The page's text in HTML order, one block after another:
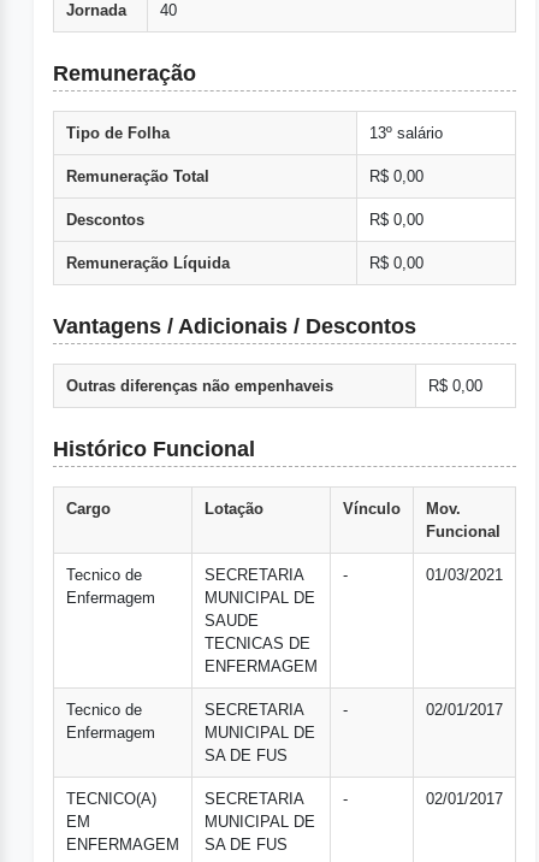
Jornada 40
Remuneração
Tipo de Folha 13º salário
Remuneração Total R$ 0,00
Descontos R$ 0,00
Remuneração Líquida R$ 0,00
Vantagens / Adicionais / Descontos
Outras diferenças não empenhaveis R$ 0,00
Histórico Funcional
Cargo Lotação Vínculo
Mov.
Funcional
Tecnico de
Enfermagem
SECRETARIA
MUNICIPAL DE
SAUDE
TECNICAS DE
ENFERMAGEM
- 01/03/2021
Tecnico de
Enfermagem
SECRETARIA
MUNICIPAL DE
SA DE FUS
- 02/01/2017
TECNICO(A)
EM
ENFERMAGEM
SECRETARIA
MUNICIPAL DE
SA DE FUS
- 02/01/2017